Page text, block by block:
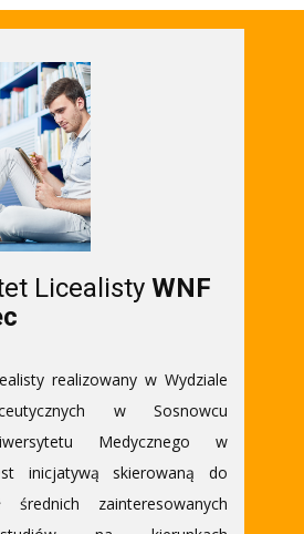
Licealisty WNF
realizowany w Wydziale
w Sosnowcu
Medycznego w
inicjatywą skierowaną do
średnich zainteresowanych